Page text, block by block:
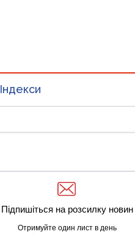
Індекси
Підпишіться на розсилку новин
Отримуйте один лист в день